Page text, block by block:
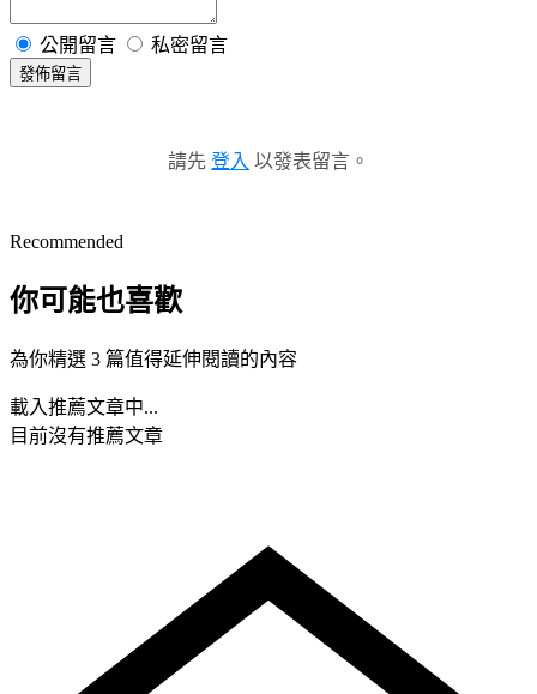
公開留言 私密留言
發佈留言
請先 登入 以發表留言。
Recommended
你可能也喜歡
為你精選 3 篇值得延伸閱讀的內容
載入推薦文章中...
目前沒有推薦文章